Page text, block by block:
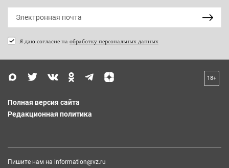
Я даю согласие на обработку персональных данных
18+
Полная версия сайта
Редакционная политика
Пишите нам на information@vz.ru